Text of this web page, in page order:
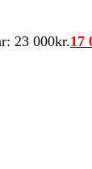
23 000kr.17